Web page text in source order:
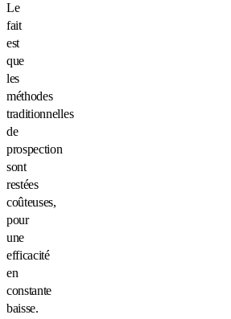
Le
fait
est
que
les
méthodes
traditionnelles
de
prospection
sont
restées
coûteuses,
pour
une
efficacité
en
constante
baisse.